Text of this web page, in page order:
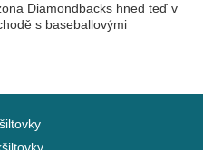
Diamondbacks hned teď v
s baseballovými